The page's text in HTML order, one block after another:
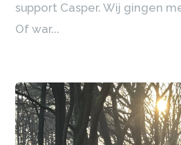
support Casper. Wij gingen
Of war...